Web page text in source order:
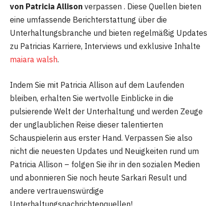
von Patricia Allison verpassen . Diese Quellen bieten
eine umfassende Berichterstattung über die
Unterhaltungsbranche und bieten regelmäßig Updates
zu Patricias Karriere, Interviews und exklusive Inhalte
maiara walsh.
Indem Sie mit Patricia Allison auf dem Laufenden
bleiben, erhalten Sie wertvolle Einblicke in die
pulsierende Welt der Unterhaltung und werden Zeuge
der unglaublichen Reise dieser talentierten
Schauspielerin aus erster Hand. Verpassen Sie also
nicht die neuesten Updates und Neuigkeiten rund um
Patricia Allison – folgen Sie ihr in den sozialen Medien
und abonnieren Sie noch heute Sarkari Result und
andere vertrauenswürdige
Unterhaltungsnachrichtenquellen!